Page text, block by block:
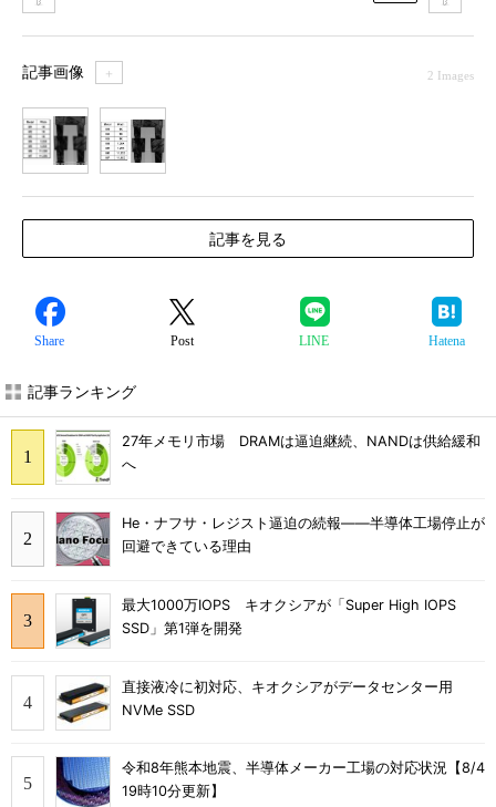
記事画像 ＋ 2 Images
記事を見る
Share Post LINE Hatena
記事ランキング
27年メモリ市場 DRAMは逼迫継続、NANDは供給緩和
へ
He・ナフサ・レジスト逼迫の続報――半導体工場停止が
回避できている理由
最大1000万IOPS キオクシアが「Super High IOPS
SSD」第1弾を開発
直接液冷に初対応、キオクシアがデータセンター用
NVMe SSD
令和8年熊本地震、半導体メーカー工場の対応状況【8/4
19時10分更新】